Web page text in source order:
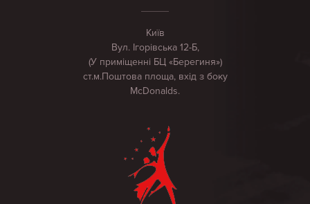
Київ
Вул. Ігорівська 12-Б,
(У приміщенні БЦ «Берегиня»)
ст.м.Поштова площа, вхід з боку
McDonalds.